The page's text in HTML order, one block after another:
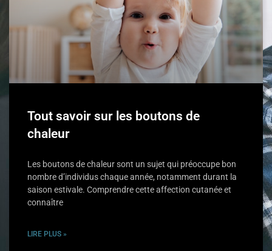
Tout savoir sur les boutons de
chaleur
Les boutons de chaleur sont un sujet qui préoccupe bon
nombre d’individus chaque année, notamment durant la
saison estivale. Comprendre cette affection cutanée et
connaître
LIRE PLUS »